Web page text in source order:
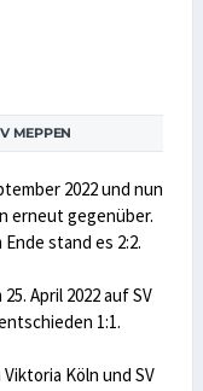
MEPPEN
2022 und nun
erneut gegenüber.
stand es 2:2.
April 2022 auf SV
1:1.
Köln und SV